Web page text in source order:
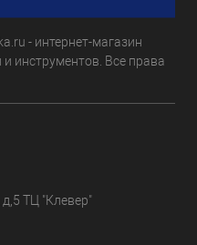
- интернет-магазин
инструментов. Все права
д,5 ТЦ "Клевер"